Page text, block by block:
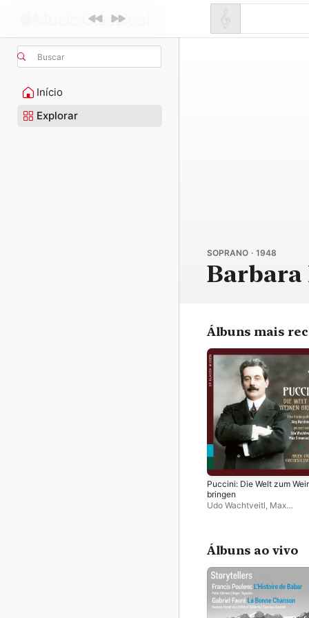
Buscar
Início
Explorar
SOPRANO · 1948
Barbara
Álbuns mais
Puccini: Die Welt zum
bringen
Udo Wachtveitl Max
Álbuns ao vivo